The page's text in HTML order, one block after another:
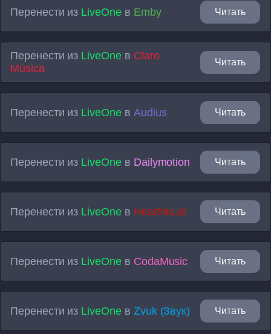
Перенести из LiveOneв Emby Читать
Перенести из LiveOneв Claro
Música
Читать
Перенести из LiveOneв Audius Читать
Перенести из LiveOneв Dailymotion Читать
Перенести из LiveOneв Hearthis.at Читать
Перенести из LiveOneв CodaMusic Читать
Перенести из LiveOneв Zvuk (Звук) Читать